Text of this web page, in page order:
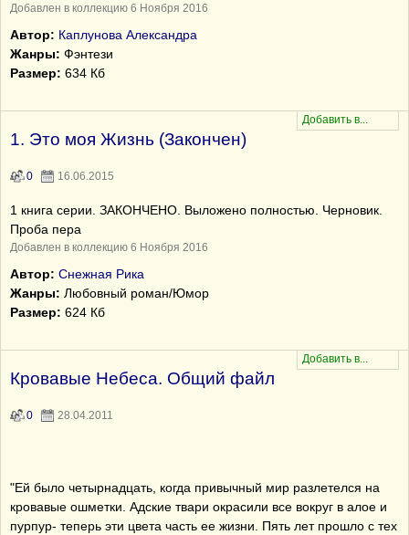
Добавлен в коллекцию 6 Ноября 2016
Автор: Каплунова Александра
Жанры: Фэнтези
Размер: 634 Кб
1. Это моя Жизнь (Закончен)
0 16.06.2015
1 книга серии. ЗАКОНЧЕНО. Выложено полностью. Черновик.
Проба пера
Добавлен в коллекцию 6 Ноября 2016
Автор: Снежная Рика
Жанры: Любовный роман/Юмор
Размер: 624 Кб
Кровавые Небеса. Общий файл
0 28.04.2011
"Ей было четырнадцать, когда привычный мир разлетелся на
кровавые ошметки. Адские твари окрасили все вокруг в алое и
пурпур- теперь эти цвета часть ее жизни. Пять лет прошло с тех